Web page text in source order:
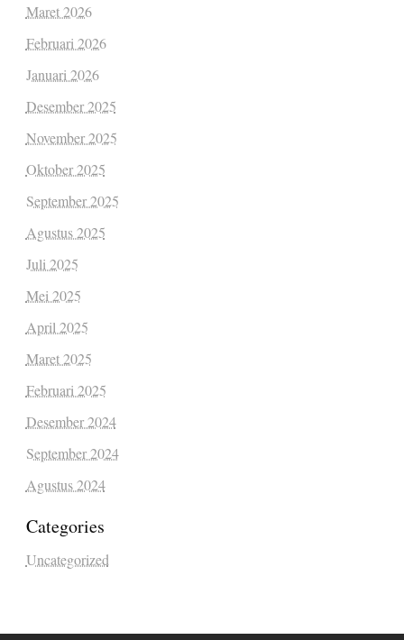
Maret 2026
Februari 2026
Januari 2026
Desember 2025
November 2025
Oktober 2025
September 2025
Agustus 2025
Juli 2025
Mei 2025
April 2025
Maret 2025
Februari 2025
Desember 2024
September 2024
Agustus 2024
Categories
Uncategorized